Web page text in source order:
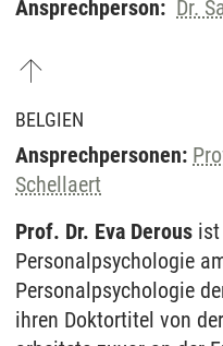
Ansprechperson: Dr.
BELGIEN
Ansprechpersonen:
Schellaert
Prof. Dr. Eva Derous
Personalpsychologie
Personalpsychologie
ihren Doktortitel von